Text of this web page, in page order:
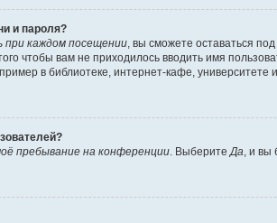
и пароля?
при каждом посещении , вы сможете оставаться
чтобы вам не приходилось вводить имя
в библиотеке, интернет-кафе, университете
пребывание на конференции . Выберите Да , и